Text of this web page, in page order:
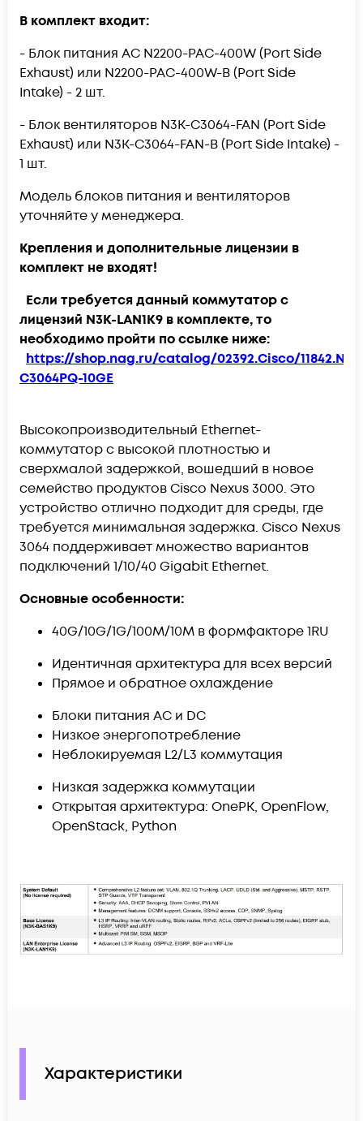
В комплект входит:
- Блок питания AC N2200-PAC-400W(Port Side
Exhaust) или N2200-PAC-400W-B(Port Side
Intake) - 2 шт.
- Блок вентиляторов N3K-C3064-FAN (Port Side
Exhaust) или N3K-C3064-FAN-B(Port Side Intake) -
1 шт.
Модель блоков питания и вентиляторов
уточняйте у менеджера.
Крепления и дополнительные лицензии в
комплект не входят!
Если требуется данный коммутатор с
лицензий N3K-LAN1K9 в комплекте, то
необходимо пройти по ссылке ниже:
https://shop.nag.ru/catalog/02392.Cisco/
C3064PQ-10GE
Высокопроизводительный Ethernet-
коммутатор с высокой плотностью и
сверхмалой задержкой, вошедший в новое
семейство продуктов Cisco Nexus 3000. Это
устройство отлично подходит для среды, где
требуется минимальная задержка. Cisco Nexus
3064 поддерживает множество вариантов
подключений 1/10/40 Gigabit Ethernet.
Основные особенности:
40G/10G/1G/100M/10M в формфакторе 1RU
Идентичная архитектура для всех версий
Прямое и обратное охлаждение
Блоки питания AC и DC
Низкое энергопотребление
Неблокируемая L2/L3 коммутация
Низкая задержка коммутации
Открытая архитектура: OnePK, OpenFlow,
OpenStack, Python
Характеристики